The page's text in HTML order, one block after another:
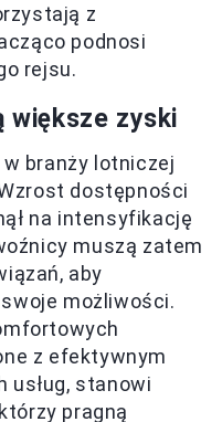
z
podnosi
rejsu.
większe zyski
branży lotniczej
dostępności
na intensyfikację
muszą zatem
aby
możliwości.
z efektywnym
usług, stanowi
pragną